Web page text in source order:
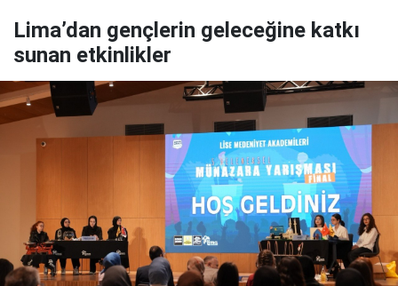
Lima’dan gençlerin geleceğine katkı
sunan etkinlikler